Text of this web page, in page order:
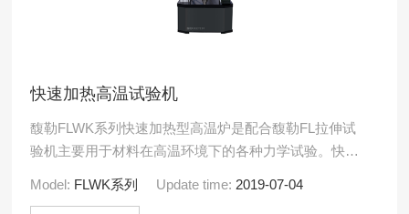
快速加热高温试验机
馥勒FLWK系列快速加热型高温炉是配合馥勒FL拉伸试
验机主要用于材料在高温环境下的各种力学试验。快速
时间内迅速加.....
Model: FLWK系列 Update time: 2019-07-04